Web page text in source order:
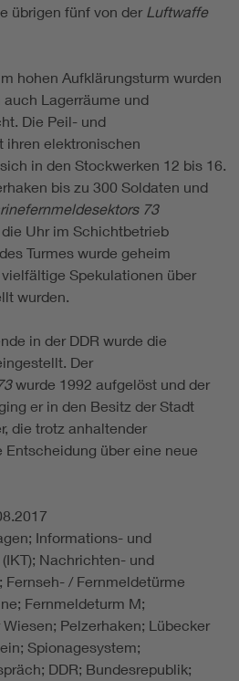
übrigen fünf von der Luftwaffe
hohen Aufklärungsturm wurden
Lagerräume und
Die Peil- und
ihren elektronischen
in den Stockwerken 12 bis 16.
bis zu 300 Soldaten und
73
Uhr im Schichtbetrieb
Turmes wurde geheim
Spekulationen über
wurden.
in der DDR wurde die
Der
wurde 1992 aufgelöst und der
er in den Besitz der Stadt
die trotz anhaltender
über eine neue
Informations- und
Nachrichten- und
/ Fernmeldetürme
Fernmeldeturm M;
Pelzerhaken; Lübecker
Spionagesystem;
DDR; Bundesrepublik;